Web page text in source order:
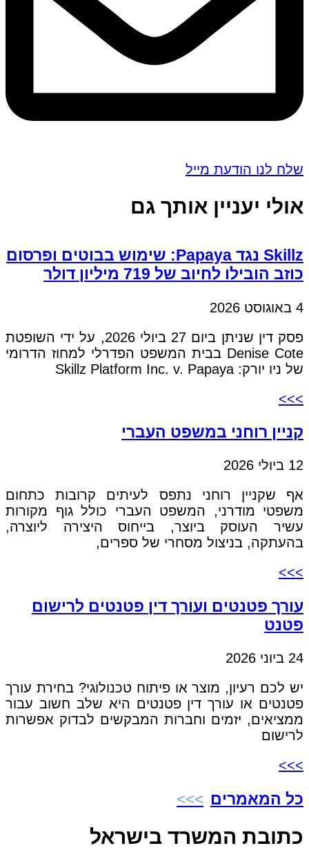
שלח לנו הודעת מייל
אולי יעניין אותך גם
Skillz נגד Papaya: שימוש בבוטים ופרסום
כוזב הובילו לחיוב של 719 מיליון דולר
4 באוגוסט 2026
פסק דין שניתן ביום 27 ביולי 2026, על ידי השופטת
Denise Cote בבית המשפט הפדרלי למחוז הדרומי
של ניו יורק: Skillz Platform Inc. v. Papaya
>>>
קניין רוחני במשפט העברי
12 ביולי 2026
אף שקניין רוחני נתפס לעיתים קרובות כתחום
משפטי מודרני, המשפט העברי כולל גוף מקורות
עשיר העוסק ביוצר, בייחוס היצירה ליוצרה,
בהעתקה, בניצול מסחרי של ספרים,
>>>
עורך פטנטים ועורך דין פטנטים לרישום
פטנט
24 ביוני 2026
יש לכם רעיון, מוצר או פיתוח טכנולוגי? בחירת עורך
פטנטים או עורך דין פטנטים היא שלב חשוב עבור
ממציאים, יזמים וחברות המבקשים לבדוק אפשרות
לרישום
>>>
כל המאמרים
כתובת המשרד בישראל